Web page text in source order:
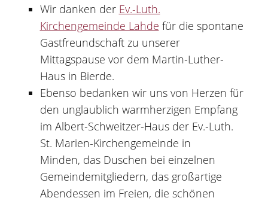
Wir danken der Ev.-Luth.
Kirchengemeinde Lahde für die spontane
Gastfreundschaft zu unserer
Mittagspause vor dem Martin-Luther-
Haus in Bierde.
Ebenso bedanken wir uns von Herzen für
den unglaublich warmherzigen Empfang
im Albert-Schweitzer-Haus der Ev.-Luth.
St. Marien-Kirchengemeinde in
Minden, das Duschen bei einzelnen
Gemeindemitgliedern, das großartige
Abendessen im Freien, die schönen